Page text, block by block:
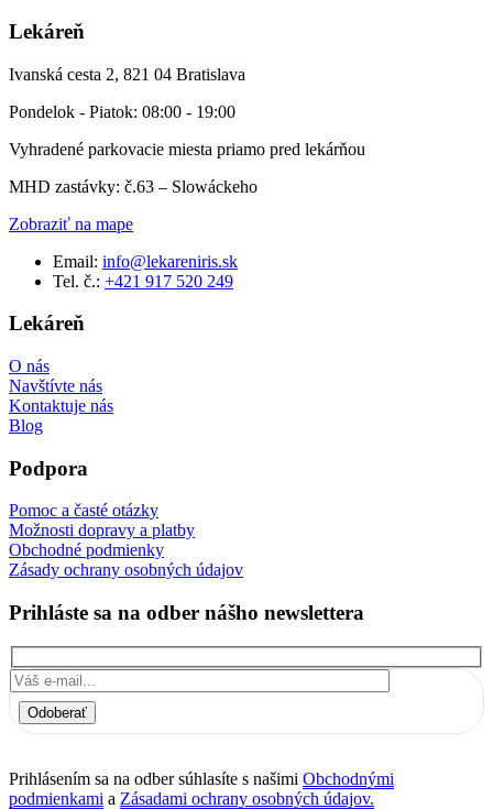
Lekáreň
Ivanská cesta 2, 821 04 Bratislava
Pondelok - Piatok: 08:00 - 19:00
Vyhradené parkovacie miesta priamo pred lekárňou
MHD zastávky: č.63 – Slowáckeho
Zobraziť na mape
Email: info@lekareniris.sk
Tel. č.: +421 917 520 249
Lekáreň
O nás
Navštívte nás
Kontaktuje nás
Blog
Podpora
Pomoc a časté otázky
Možnosti dopravy a platby
Obchodné podmienky
Zásady ochrany osobných údajov
Prihláste sa na odber nášho newslettera
Odoberať
Prihlásením sa na odber súhlasíte s našimi Obchodnými
podmienkami a Zásadami ochrany osobných údajov.